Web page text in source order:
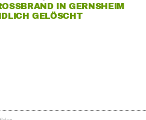
IN GERNSHEIM E
GELÖSCHT